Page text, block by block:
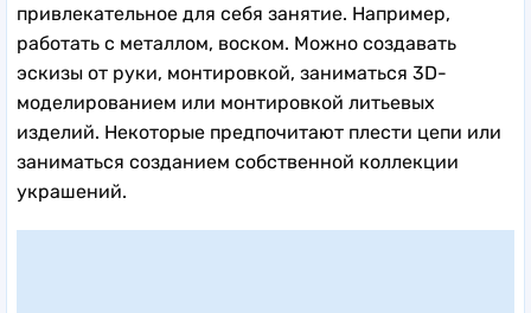
привлекательное для себя занятие. Например,
работать с металлом, воском. Можно создавать
эскизы от руки, монтировкой, заниматься 3D-
моделированием или монтировкой литьевых
изделий. Некоторые предпочитают плести цепи или
заниматься созданием собственной коллекции
украшений.